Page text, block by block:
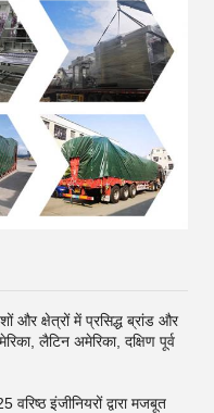
क्षेत्रों में प्रसिद्ध ब्रांड और
लैटिन अमेरिका, दक्षिण पूर्व
इंजीनियरों द्वारा मजबूत